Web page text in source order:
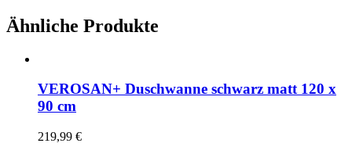
Ähnliche Produkte
VEROSAN+ Duschwanne schwarz matt 120 x
90 cm
219,99 €